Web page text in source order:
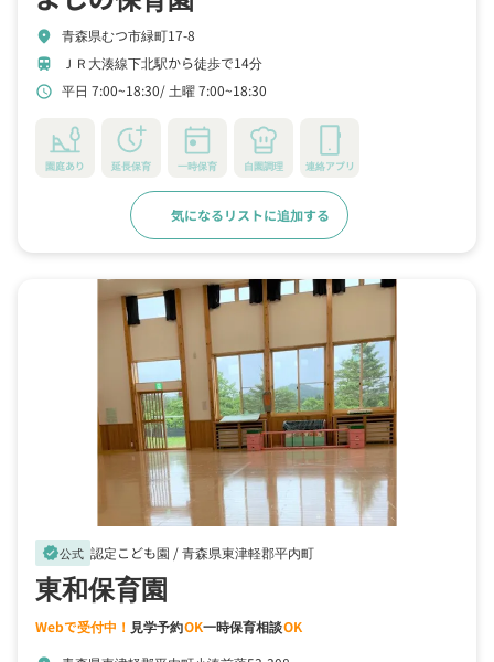
location_on 青森県むつ市緑町17-8
train ＪＲ大湊線下北駅から徒歩で14分
schedule 平日 7:00~18:30 土曜 7:00~18:30
園庭あり 延長保育 一時保育 自園調理 連絡アプリ
気になるリストに追加する
verified公式 認定こども園 /青森県東津軽郡平内町
東和保育園
Webで受付中！ 見学予約OK一時保育相談OK